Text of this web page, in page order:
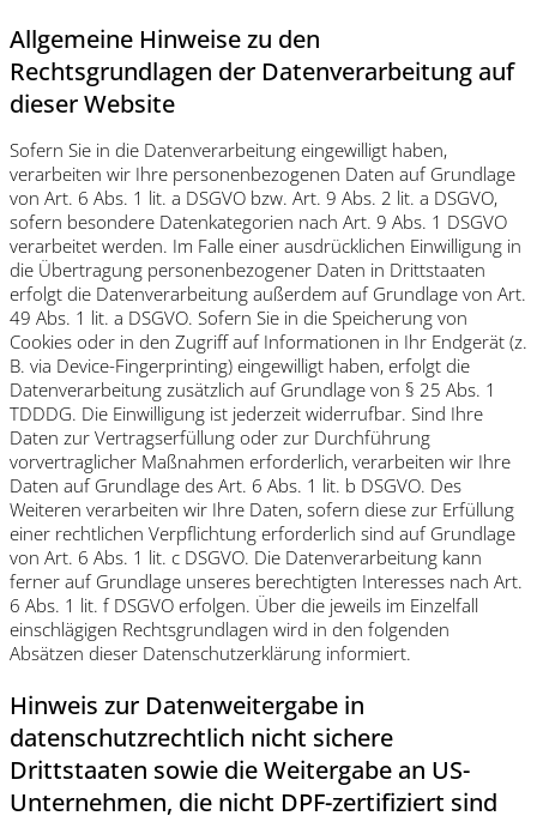
Allgemeine Hinweise zu den
Rechtsgrundlagen der Datenverarbeitung auf
dieser Website
Sofern Sie in die Datenverarbeitung eingewilligt haben,
verarbeiten wir Ihre personenbezogenen Daten auf Grundlage
von Art. 6 Abs. 1 lit. a DSGVO bzw. Art. 9 Abs. 2 lit. a DSGVO,
sofern besondere Datenkategorien nach Art. 9 Abs. 1 DSGVO
verarbeitet werden. Im Falle einer ausdrücklichen Einwilligung in
die Übertragung personenbezogener Daten in Drittstaaten
erfolgt die Datenverarbeitung außerdem auf Grundlage von Art.
49 Abs. 1 lit. a DSGVO. Sofern Sie in die Speicherung von
Cookies oder in den Zugriff auf Informationen in Ihr Endgerät (z.
B. via Device-Fingerprinting) eingewilligt haben, erfolgt die
Datenverarbeitung zusätzlich auf Grundlage von § 25 Abs. 1
TDDDG. Die Einwilligung ist jederzeit widerrufbar. Sind Ihre
Daten zur Vertragserfüllung oder zur Durchführung
vorvertraglicher Maßnahmen erforderlich, verarbeiten wir Ihre
Daten auf Grundlage des Art. 6 Abs. 1 lit. b DSGVO. Des
Weiteren verarbeiten wir Ihre Daten, sofern diese zur Erfüllung
einer rechtlichen Verpflichtung erforderlich sind auf Grundlage
von Art. 6 Abs. 1 lit. c DSGVO. Die Datenverarbeitung kann
ferner auf Grundlage unseres berechtigten Interesses nach Art.
6 Abs. 1 lit. f DSGVO erfolgen. Über die jeweils im Einzelfall
einschlägigen Rechtsgrundlagen wird in den folgenden
Absätzen dieser Datenschutzerklärung informiert.
Hinweis zur Datenweitergabe in
datenschutzrechtlich nicht sichere
Drittstaaten sowie die Weitergabe an US-
Unternehmen, die nicht DPF-zertifiziert sind